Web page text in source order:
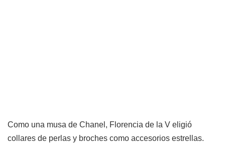
Como una musa de Chanel, Florencia de la V eligió
collares de perlas y broches como accesorios estrellas.